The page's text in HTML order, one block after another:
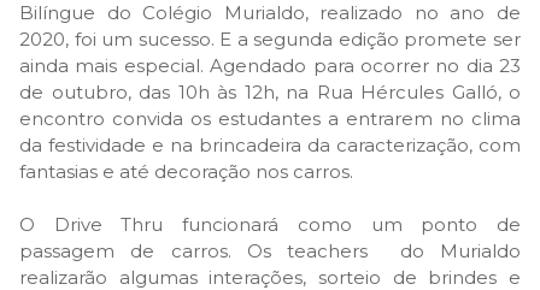
Bilíngue do Colégio Murialdo, realizado no ano de
2020, foi um sucesso. E a segunda edição promete ser
ainda mais especial. Agendado para ocorrer no dia 23
de outubro, das 10h às 12h, na Rua Hércules Galló, o
encontro convida os estudantes a entrarem no clima
da festividade e na brincadeira da caracterização, com
fantasias e até decoração nos carros.
O Drive Thru funcionará como um ponto de
passagem de carros. Os teachers do Murialdo
realizarão algumas interações, sorteio de brindes e